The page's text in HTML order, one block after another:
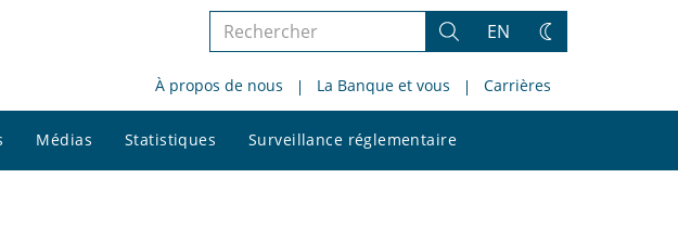
Rechercher
le
site
Rechercher
EN
Changez
thème
À propos de nous La Banque et vous Carrières
Médias Statistiques Surveillance réglementaire
le